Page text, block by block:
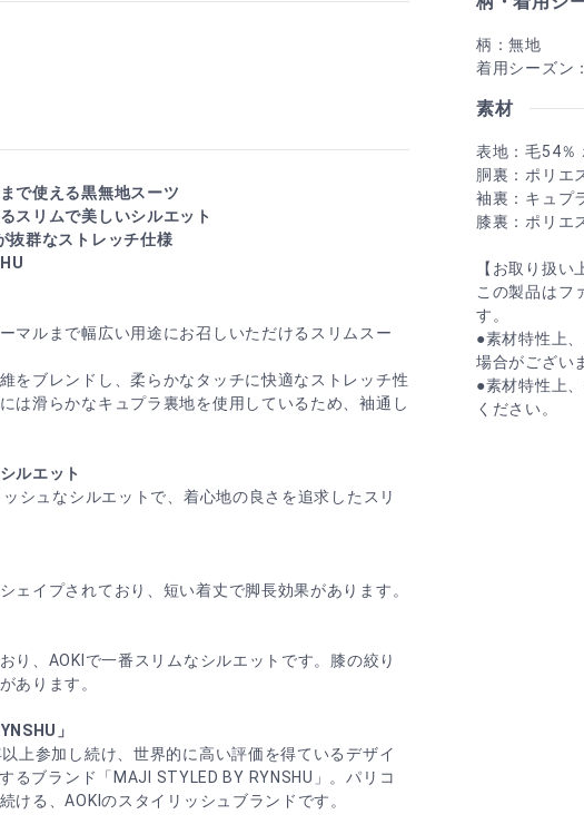
で使える黒無地スーツ
スリムで美しいシルエット
抜群なストレッチ仕様
マルまで幅広い用途にお召しいただけるスリムスー
をブレンドし、柔らかなタッチに快適なストレッチ性
は滑らかなキュプラ裏地を使用しているため、袖通し
ルエット
シュなシルエットで、着心地の良さを追求したスリ
ェイプされており、短い着丈で脚長効果があります。
り、AOKIで一番スリムなシルエットです。膝の絞り
あります。
」
上参加し続け、世界的に高い評価を得ているデザイ
るブランド「MAJI STYLED BY RYNSHU」。パリコ
ける、AOKIのスタイリッシュブランドです。
柄：無地
着用シーズン
素材
表地：毛54％
胴裏：ポリエ
袖裏：キュプ
膝裏：ポリエ
【お取り扱い
この製品はフ
す。
●素材特性上
場合がござい
●素材特性上
ください。